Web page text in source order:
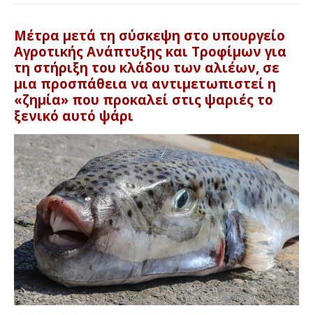
Μέτρα μετά τη σύσκεψη στο υπουργείο
Αγροτικής Ανάπτυξης και Τροφίμων για
τη στήριξη του κλάδου των αλιέων, σε
μια προσπάθεια να αντιμετωπιστεί η
«ζημία» που προκαλεί στις ψαριές το
ξενικό αυτό ψάρι